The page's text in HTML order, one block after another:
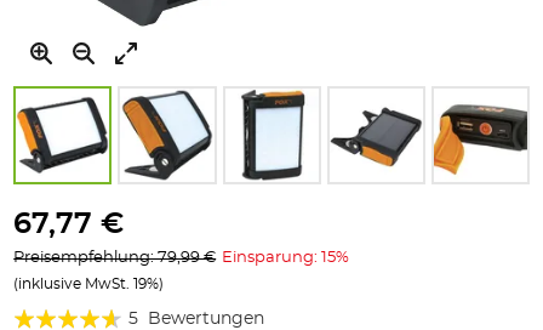
Anfang
Bildgalerie
springen
67,77 €
Preisempfehlung: 79,99 € Einsparung: 15%
(inklusive MwSt. 19%)
Bewertung:
5 Bewertungen